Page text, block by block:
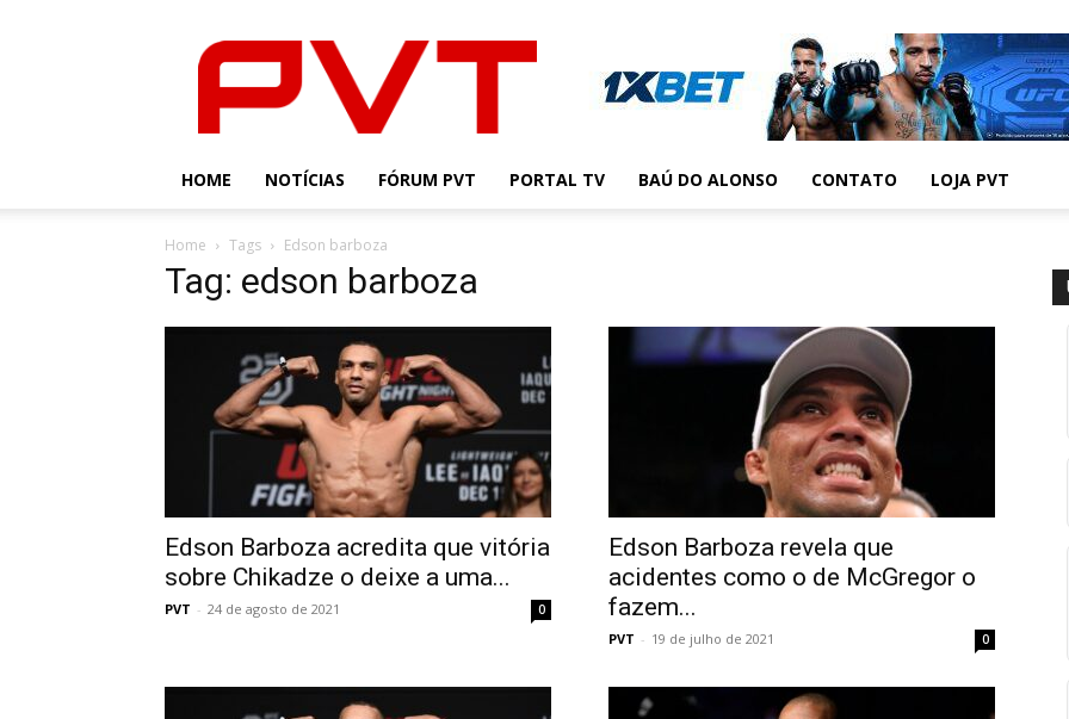
HOME NOTÍCIAS FÓRUM PVT PORTAL TV BAÚ DO ALONSO CONTATO LOJA PVT
Home Tags Edson barboza
Tag: edson barboza
Edson Barboza acredita que vitória
sobre Chikadze o deixe a uma...
PVT - 24 de agosto de 2021 0
Edson Barboza revela que
acidentes como o de McGregor o
fazem...
PVT - 19 de julho de 2021 0